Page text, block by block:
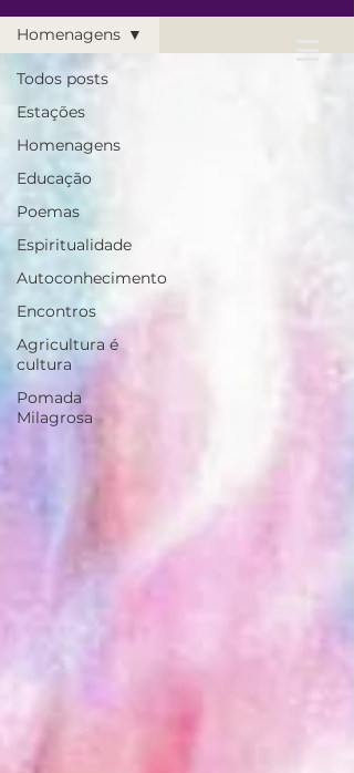
Todos posts
Estações
Homenagens
Educação
Poemas
Espiritualidade
Autoconhecimento
Encontros
Agricultura é
cultura
Pomada
Milagrosa
Homenagens